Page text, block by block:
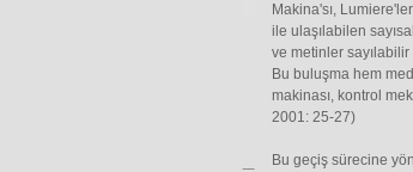
Makina'sı,
ile ulaşılabilen
ve metinler
Bu buluşma hem
makinası, kontrol
2001: 25-27)
Bu geçiş sürecine